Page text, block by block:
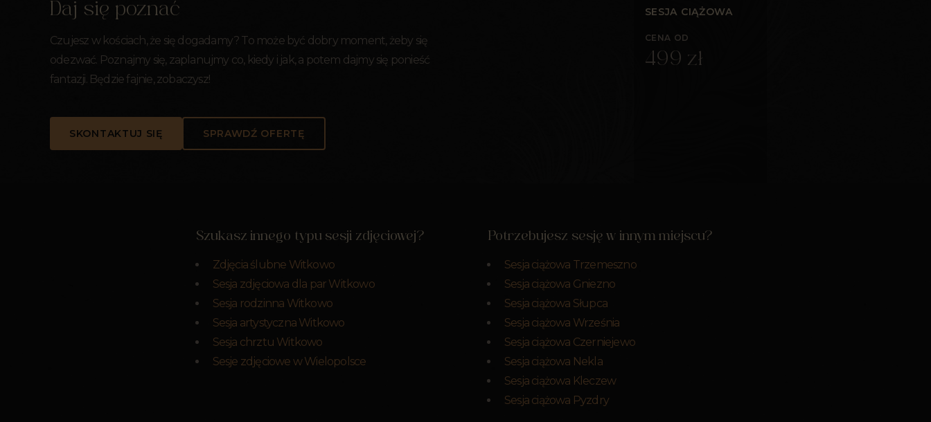
Daj się poznać
Czujesz w kościach, że się dogadamy? To może być dobry moment, żeby się
odezwać. Poznajmy się, zaplanujmy co, kiedy i jak, a potem dajmy się ponieść
fantazji. Będzie fajnie, zobaczysz!
SKONTAKTUJ SIĘ SPRAWDŹ OFERTĘ
SESJA CIĄŻOWA
CENA OD
499 zł
Szukasz innego typu sesji zdjęciowej?
Zdjęcia ślubne Witkowo
Sesja zdjęciowa dla par Witkowo
Sesja rodzinna Witkowo
Sesja artystyczna Witkowo
Sesja chrztu Witkowo
Sesje zdjęciowe w Wielopolsce
Potrzebujesz sesję w innym miejscu?
Sesja ciążowa Trzemeszno
Sesja ciążowa Gniezno
Sesja ciążowa Słupca
Sesja ciążowa Września
Sesja ciążowa Czerniejewo
Sesja ciążowa Nekla
Sesja ciążowa Kleczew
Sesja ciążowa Pyzdry